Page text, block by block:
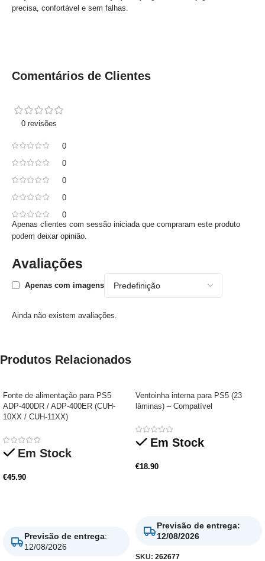
precisa, confortável e sem falhas.
Comentários de Clientes
0 revisões
0
0
0
0
0
Avaliações
Apenas com imagens
Ainda não existem avaliações.
Apenas clientes com sessão iniciada que compraram este produto
podem deixar opinião.
Produtos Relacionados
Fonte de alimentação para PS5
ADP-400DR / ADP-400ER (CUH-
10XX / CUH-11XX)
Em Stock
€45.90
Previsão de entrega:
12/08/2026
Ventoinha interna para PS5 (23
lâminas) – Compatível
Em Stock
€18.90
Previsão de entrega:
12/08/2026
SKU: 262677